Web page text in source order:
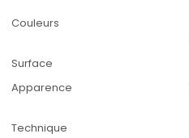
Couleurs
Surface
Apparence
Technique